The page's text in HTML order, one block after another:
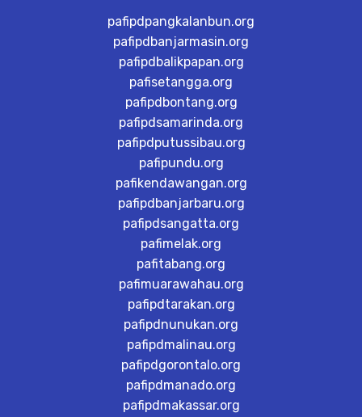
pafipdpangkalanbun.org
pafipdbanjarmasin.org
pafipdbalikpapan.org
pafisetangga.org
pafipdbontang.org
pafipdsamarinda.org
pafipdputussibau.org
pafipundu.org
pafikendawangan.org
pafipdbanjarbaru.org
pafipdsangatta.org
pafimelak.org
pafitabang.org
pafimuarawahau.org
pafipdtarakan.org
pafipdnunukan.org
pafipdmalinau.org
pafipdgorontalo.org
pafipdmanado.org
pafipdmakassar.org